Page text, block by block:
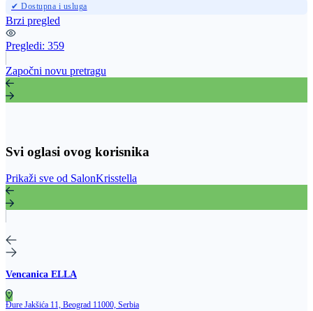
✔ Dostupna i usluga
Brzi pregled
Pregledi: 359
Započni novu pretragu
Svi oglasi ovog korisnika
Prikaži sve od SalonKrisstella
Vencanica ELLA
Đure Jakšića 11, Beograd 11000, Serbia